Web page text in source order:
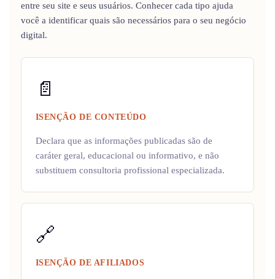
entre seu site e seus usuários. Conhecer cada tipo ajuda
você a identificar quais são necessários para o seu negócio
digital.
📄
ISENÇÃO DE CONTEÚDO
Declara que as informações publicadas são de
caráter geral, educacional ou informativo, e não
substituem consultoria profissional especializada.
🔗
ISENÇÃO DE AFILIADOS